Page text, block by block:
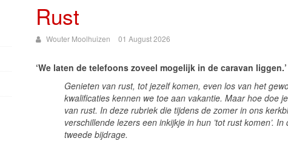
Rust
Wouter Moolhuizen 01 August 2026
‘We laten de telefoons zoveel mogelijk in de caravan liggen.’
Genieten van rust, tot jezelf komen, even los van het
kwalificaties kennen we toe aan vakantie. Maar hoe doe
van rust. In deze rubriek die tijdens de zomer in ons
verschillende lezers een inkijkje in hun ’tot rust komen’.
tweede bijdrage.